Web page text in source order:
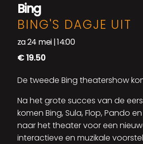
Bing
BING'S DAGJE UIT
za 24 mei | 14:00
€ 19.50
De tweede Bing theatershow
Na het grote succes van de
komen Bing, Sula, Flop, Pando
naar het theater voor een
interactieve en muzikale